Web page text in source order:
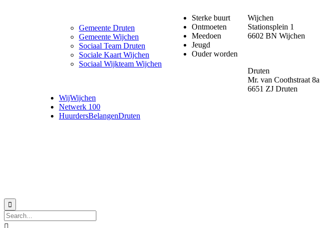
Gemeente Druten
Gemeente Wijchen
Sociaal Team Druten
Sociale Kaart Wijchen
Sociaal Wijkteam Wijchen
WijWijchen
Netwerk 100
HuurdersBelangenDruten
Sterke buurt
Ontmoeten
Meedoen
Jeugd
Ouder worden
Wijchen
Stationsplein 1
6602 BN Wijchen
Druten
Mr. van Coothstraat 8a
6651 ZJ Druten
